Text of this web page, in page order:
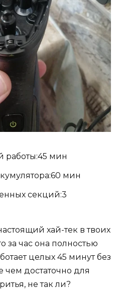
работы:45 мин
мин
секций:3
хай-тек в твоих
за час она полностью
целых 45 минут без
чем достаточно для
не так ли?